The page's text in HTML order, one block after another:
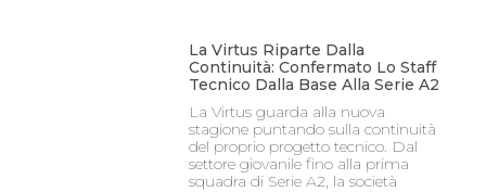
La Virtus Riparte Dalla
Continuità: Confermato Lo Staff
Tecnico Dalla Base Alla Serie A2
La Virtus guarda alla nuova
stagione puntando sulla continuità
del proprio progetto tecnico. Dal
settore giovanile fino alla prima
squadra di Serie A2, la società